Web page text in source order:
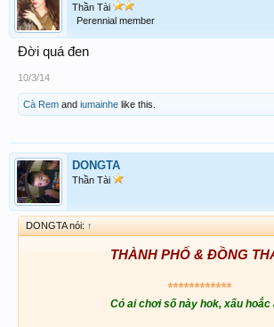
Thần Tài
Perennial member
Đời quá đen
10/3/14
Cà Rem and iumainhe like this.
DONGTA
Thần Tài
DONGTA nói: ↑
THÀNH PHỐ & ĐỒNG
************
Có ai chơi số này hok, xấu hoắc